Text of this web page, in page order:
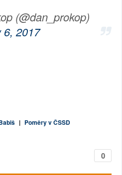
(@dan_prokop)
6, 2017
| Poměry v ČSSD
0